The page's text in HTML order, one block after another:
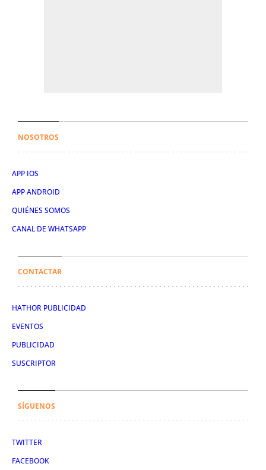
NOSOTROS
APP IOS
APP ANDROID
QUIÉNES SOMOS
CANAL DE WHATSAPP
CONTACTAR
HATHOR PUBLICIDAD
EVENTOS
PUBLICIDAD
SUSCRIPTOR
SÍGUENOS
TWITTER
FACEBOOK